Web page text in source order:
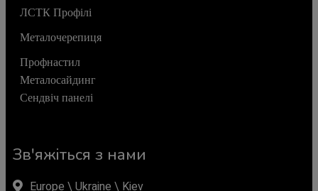
ЛСТК Профілі
Металочерепиця
Профнастил
Металосайдинг
Сендвіч панелі
Зв'яжіться з нами
Europe \ Ukraine \ Kiev